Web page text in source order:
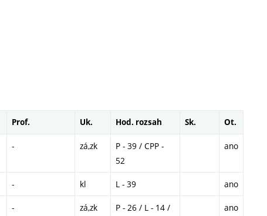
Prof. Uk. Hod. rozsah Sk. Ot.
- zá,zk
P - 39 / CPP -
52
ano
- kl L - 39 ano
- zá,zk
P - 26 / L - 14 /
ano